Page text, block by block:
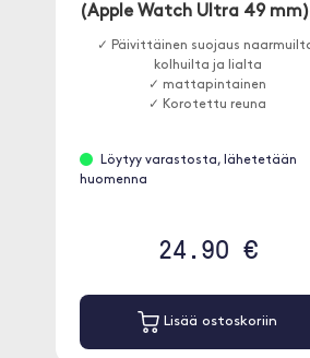
(Apple Watch Ultra 49 mm)
✓ Päivittäinen suojaus
kolhuilta ja lialta
✓ mattapintainen
✓ Korotettu reuna
Löytyy varastosta, lähetetään
huomenna
24.90 €
Lisää ostoskoriin